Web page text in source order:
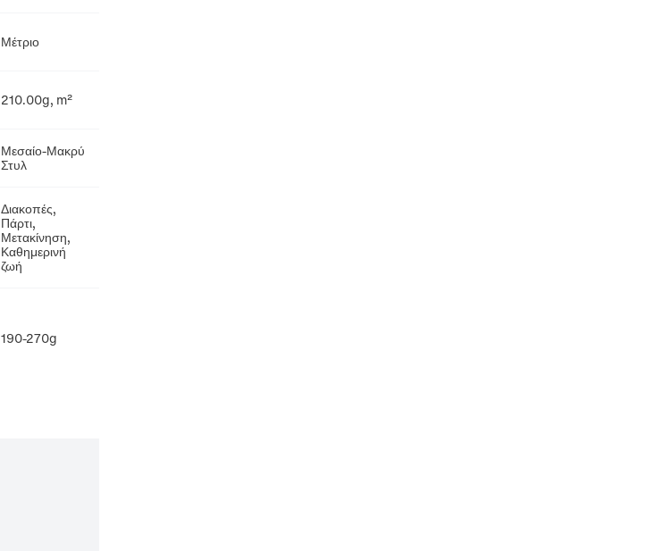
Μέτριο
210.00g, m²
Μεσαίο-Μακρύ
Στυλ
Διακοπές,
Πάρτι,
Μετακίνηση,
Καθημερινή
ζωή
190-270g